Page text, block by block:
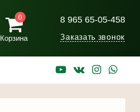
0
Корзина
8 965 65-05-458
Заказать звонок